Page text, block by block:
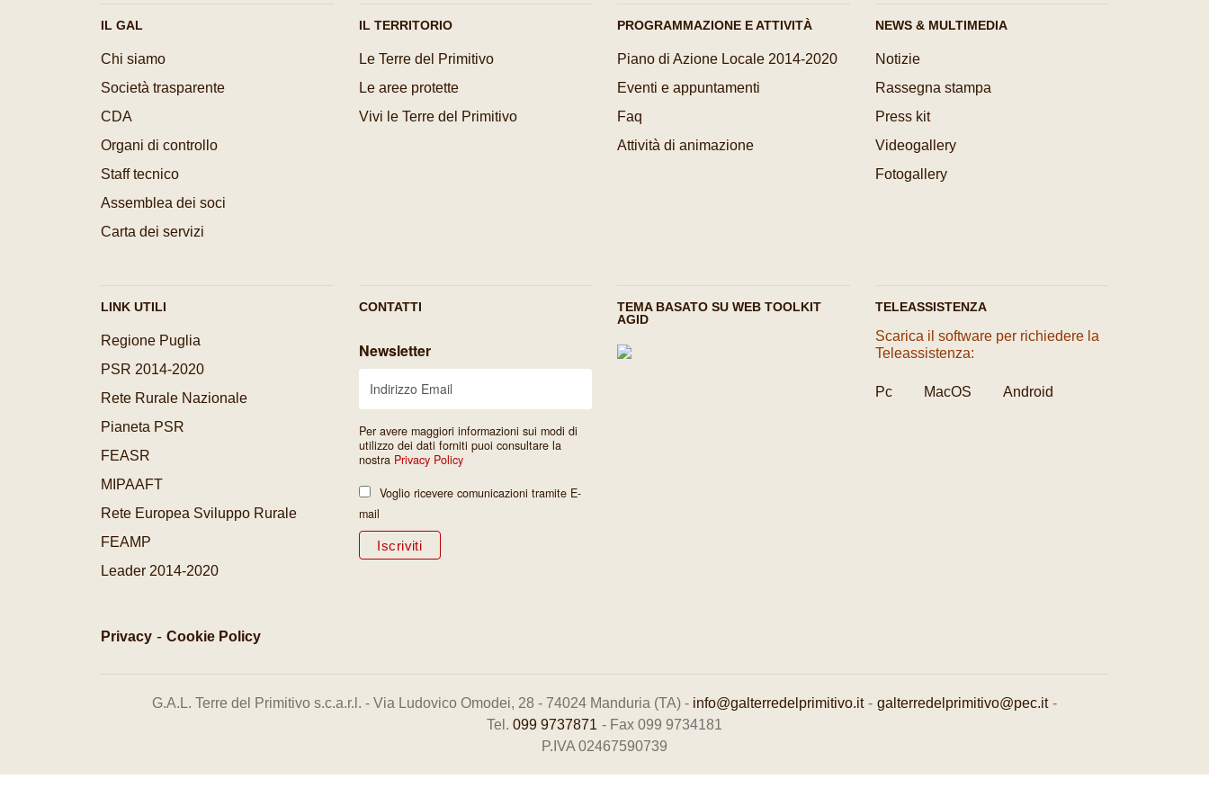
IL GAL
Chi siamo
Società trasparente
CDA
Organi di controllo
Staff tecnico
Assemblea dei soci
Carta dei servizi
IL TERRITORIO
Le Terre del Primitivo
Le aree protette
Vivi le Terre del Primitivo
PROGRAMMAZIONE E ATTIVITÀ
Piano di Azione Locale 2014-2020
Eventi e appuntamenti
Faq
Attività di animazione
NEWS & MULTIMEDIA
Notizie
Rassegna stampa
Press kit
Videogallery
Fotogallery
LINK UTILI
Regione Puglia
PSR 2014-2020
Rete Rurale Nazionale
Pianeta PSR
FEASR
MIPAAFT
Rete Europea Sviluppo Rurale
FEAMP
Leader 2014-2020
CONTATTI
Newsletter
Per avere maggiori informazioni sui modi di
utilizzo dei dati forniti puoi consultare la
nostra Privacy Policy
Voglio ricevere comunicazioni tramite E-
mail
TEMA BASATO SU WEB TOOLKIT
AGID
TELEASSISTENZA
Scarica il software per richiedere la
Teleassistenza:
Pc MacOS Android
Privacy - Cookie Policy
G.A.L. Terre del Primitivo s.c.a.r.l. - Via Ludovico Omodei, 28 - 74024 Manduria (TA) - info@galterredelprimitivo.it - galterredelprimitivo@pec.it -
Tel. 099 9737871 - Fax 099 9734181
P.IVA 02467590739